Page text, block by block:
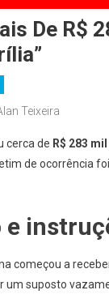
De R$
Teixeira
cerca de R$ 283 mil
de ocorrência
começou a
um suposto